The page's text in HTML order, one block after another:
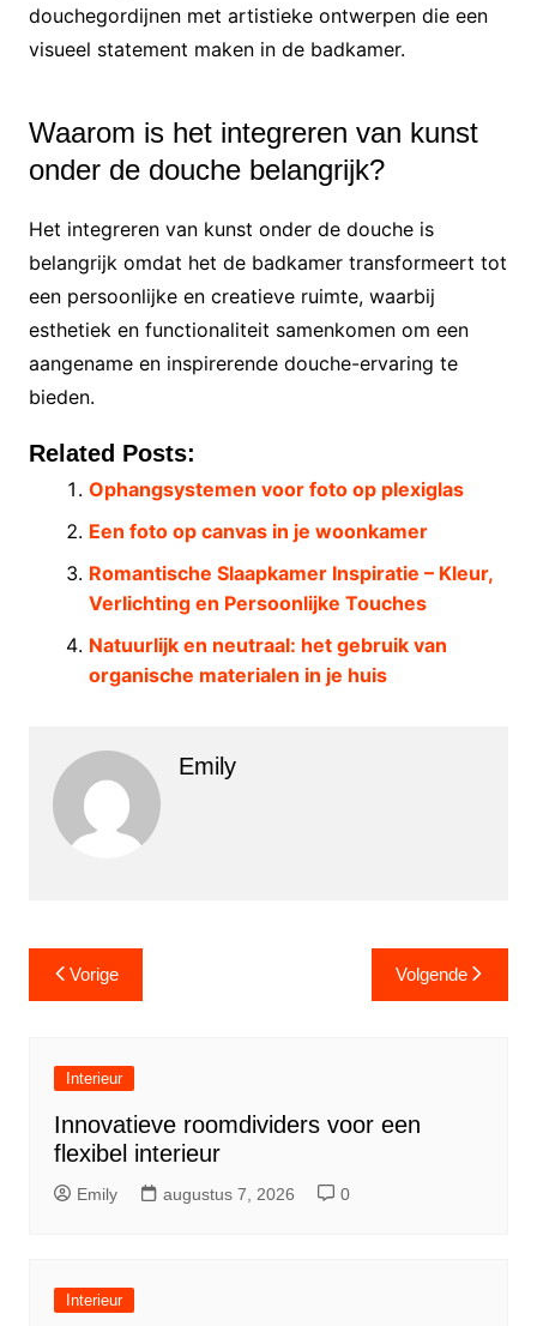
douchegordijnen met artistieke ontwerpen die een
visueel statement maken in de badkamer.
Waarom is het integreren van kunst
onder de douche belangrijk?
Het integreren van kunst onder de douche is
belangrijk omdat het de badkamer transformeert tot
een persoonlijke en creatieve ruimte, waarbij
esthetiek en functionaliteit samenkomen om een
aangename en inspirerende douche-ervaring te
bieden.
Related Posts:
Ophangsystemen voor foto op plexiglas
Een foto op canvas in je woonkamer
Romantische Slaapkamer Inspiratie – Kleur,
Verlichting en Persoonlijke Touches
Natuurlijk en neutraal: het gebruik van
organische materialen in je huis
Emily
Berichtnavigatie
Vorige Volgende
Interieur
Innovatieve roomdividers voor een
flexibel interieur
Emily augustus 7, 2026 0
Interieur